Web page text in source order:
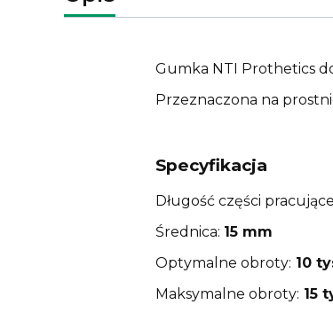
Gumka NTI Prothetics
Przeznaczona na
Specyfikacja
Długość części
Średnica: 15 mm
Optymalne obroty: 10
Maksymalne obroty: 15